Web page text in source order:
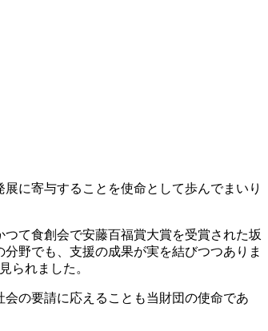
に寄与することを使命として歩んでまいり
て食創会で安藤百福賞大賞を受賞された坂
野でも、支援の成果が実を結びつつありま
られました。
の要請に応えることも当財団の使命であ